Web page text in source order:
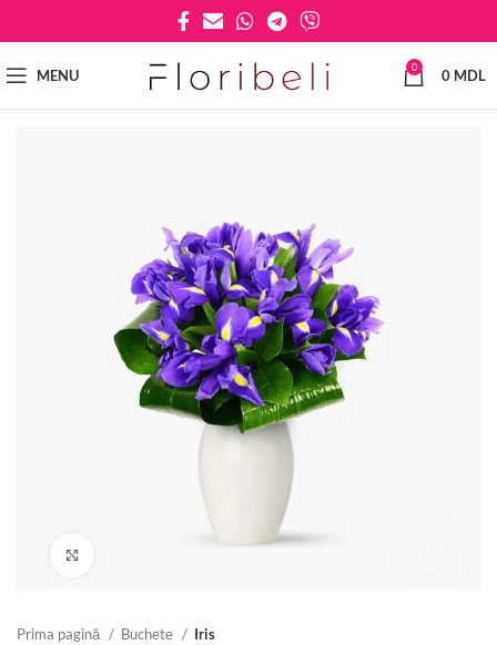
MENU 0 0 MDL
Prima pagină Buchete Iris